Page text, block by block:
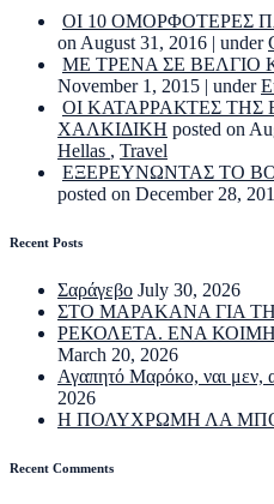
ΟΙ 10 ΟΜΟΡΦΟΤΕΡΕΣ
on August 31, 2016 | under
ΜΕ ΤΡΕΝΑ ΣΕ ΒΕΛΓΙΟ
November 1, 2015 | under
ΟΙ ΚΑΤΑΡΡΑΚΤΕΣ
ΧΑΛΚΙΔΙΚΗ posted on
Hellas , Travel
ΕΞΕΡΕΥΝΩΝΤΑΣ ΤΟ
posted on December 28,
Recent Posts
Σαράγεβο July 30, 2026
ΣΤΟ ΜΑΡΑΚΑΝΑ ΓΙΑ
ΡΕΚΟΛΕΤΑ. ΕΝΑ
March 20, 2026
Αγαπητό Μαρόκο, ναι μεν,
2026
Η ΠΟΛΥΧΡΩΜΗ ΛΑ
Recent Comments